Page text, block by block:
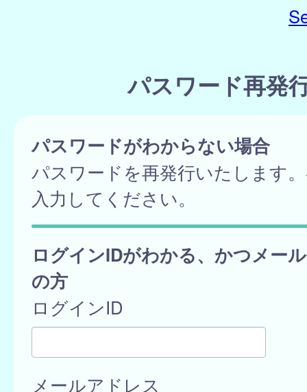
パスワード再発
パスワードがわからない場合
パスワードを再発行いたします
入力してください。
ログインIDがわかる、かつメー
の方
ログインID
メールアドレス